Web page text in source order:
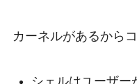
カーネルがあるから
シェルはユーザー